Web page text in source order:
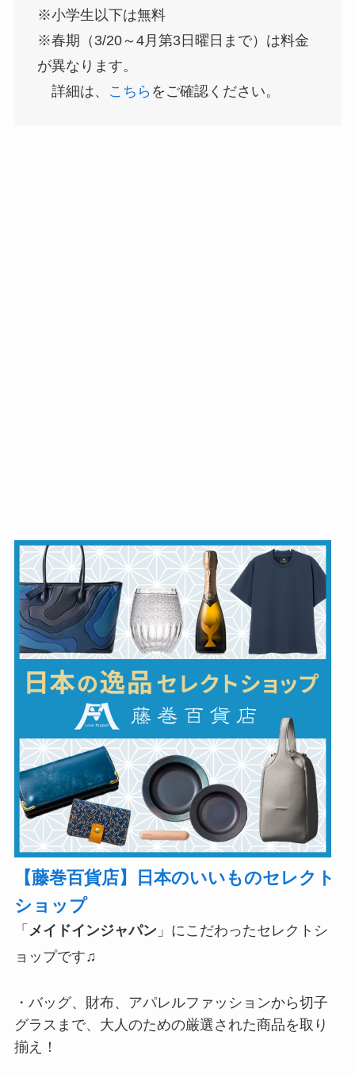
※小学生以下は無料
※春期（3/20～4月第3日曜日まで）は料金
が異なります。
詳細は、
こちら をご確認ください。
【藤巻百貨店】日本のいいものセレクト
ショップ
「 メイドインジャパン」にこだわったセレクトシ
ョップです♫
・バッグ、財布、アパレルファッションから切子
グラスまで、大人のための厳選された商品を取り
揃え！